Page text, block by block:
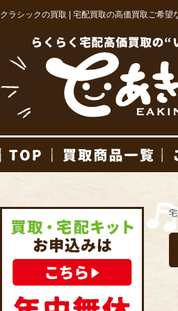
クラシックの買取 | 宅配買取の高価買取ご希望
TOP 買